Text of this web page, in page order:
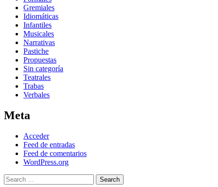
Gremiales
Idiomáticas
Infantiles
Musicales
Narrativas
Pastiche
Propuestas
Sin categoría
Teatrales
Trabas
Verbales
Meta
Acceder
Feed de entradas
Feed de comentarios
WordPress.org
Search